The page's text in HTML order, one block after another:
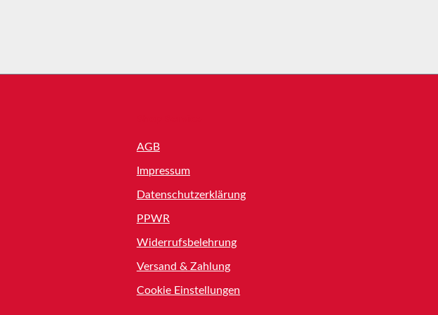
AGB
Impressum
Datenschutzerklärung
PPWR
Widerrufsbelehrung
Versand & Zahlung
Cookie Einstellungen